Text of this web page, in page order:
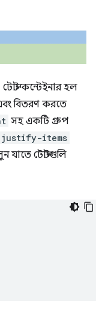
টোস্ট কন্টেইনার হল
বিতরণ করতে
সহ একটি গ্রুপ
justify-items
যাতে টোস্টগুলি